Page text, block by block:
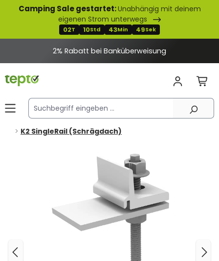
springen
Camping Sale gestartet:Unabhängig mit deinem
eigenen Strom unterwegs
02T 10Std 43Min 48Sek
2% Rabatt bei Banküberweisung
K2 SingleRail (Schrägdach)